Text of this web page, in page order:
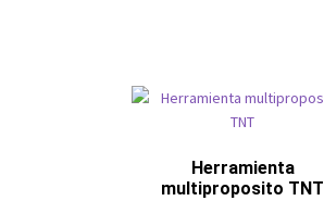
Herramienta
multiproposito TNT